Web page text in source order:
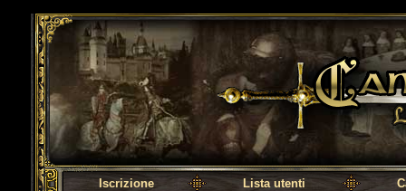
Camelot, la patria della cavalleria
Iscrizione Lista utenti